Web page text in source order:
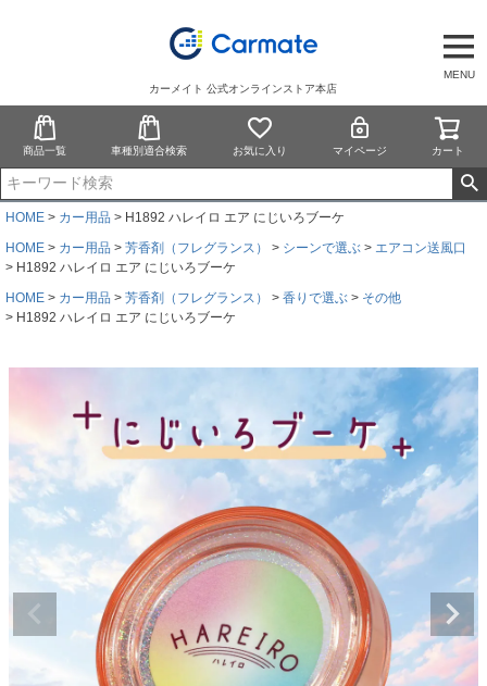
MENU
カーメイト 公式オンラインストア本店
商品一覧 車種別適合検索 お気に入り マイページ カート
HOME カー用品
H1892 ハレイロ エア にじいろブーケ
HOME
カー用品 芳香剤（フレグランス） シーンで選ぶ
エアコン送風口
H1892 ハレイロ エア にじいろブーケ
HOME
カー用品 芳香剤（フレグランス） 香りで選ぶ
その他
H1892 ハレイロ エア にじいろブーケ